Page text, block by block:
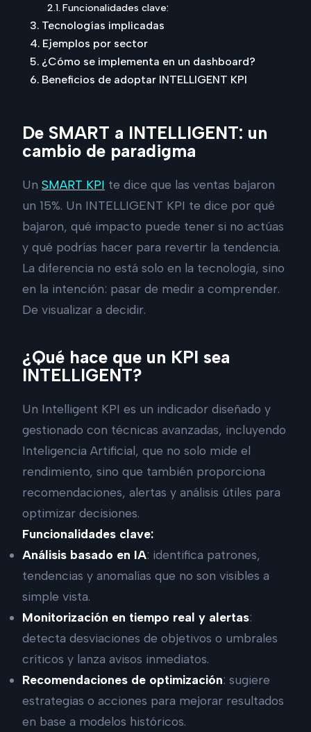
Funcionalidades clave:
Tecnologías implicadas
Ejemplos por sector
¿Cómo se implementa en un dashboard?
Beneficios de adoptar INTELLIGENT KPI
De SMART a INTELLIGENT: un
cambio de paradigma
Un SMART KPI te dice que las ventas bajaron
un 15%. Un INTELLIGENT KPI te dice por qué
bajaron, qué impacto puede tener si no actúas
y qué podrías hacer para revertir la tendencia.
La diferencia no está solo en la tecnología, sino
en la intención: pasar de medir a comprender.
De visualizar a decidir.
¿Qué hace que un KPI sea
INTELLIGENT?
Un Intelligent KPI es un indicador diseñado y
gestionado con técnicas avanzadas, incluyendo
Inteligencia Artificial, que no solo mide el
rendimiento, sino que también proporciona
recomendaciones, alertas y análisis útiles para
optimizar decisiones.
Funcionalidades clave:
Análisis basado en IA: identifica patrones,
tendencias y anomalías que no son visibles a
simple vista.
Monitorización en tiempo real y alertas:
detecta desviaciones de objetivos o umbrales
críticos y lanza avisos inmediatos.
Recomendaciones de optimización: sugiere
estrategias o acciones para mejorar resultados
en base a modelos históricos.